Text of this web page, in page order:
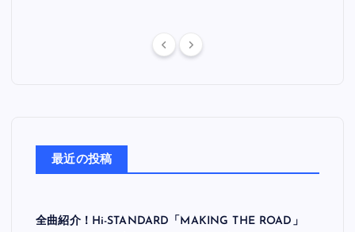
最近の投稿
全曲紹介！Hi-STANDARD「MAKING THE ROAD」